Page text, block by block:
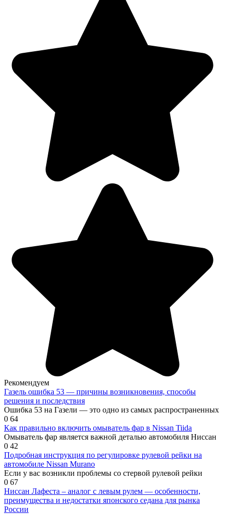
Рекомендуем
Газель ошибка 53 — причины возникновения, способы
решения и последствия
Ошибка 53 на Газели — это одно из самых распространенных
0 64
Как правильно включить омыватель фар в Nissan Tiida
Омыватель фар является важной деталью автомобиля Ниссан
0 42
Подробная инструкция по регулировке рулевой рейки на
автомобиле Nissan Murano
Если у вас возникли проблемы со стервой рулевой рейки
0 67
Ниссан Лафеста – аналог с левым рулем — особенности,
преимущества и недостатки японского седана для рынка
России